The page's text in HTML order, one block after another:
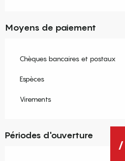
Moyens de paiement
Chèques bancaires et postaux
Espèces
Virements
Périodes d'ouverture